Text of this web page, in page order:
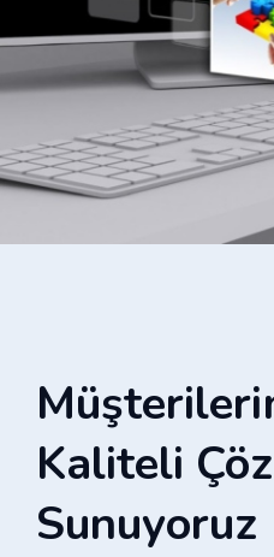
Kaliteli
Sunuyoruz